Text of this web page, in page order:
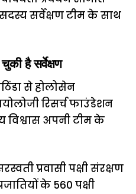
सर्वेक्षण टीम के साथ
है सर्वेक्षण
से होलोसेन
रिसर्च फाउंडेशन
विश्वास अपनी टीम के
प्रवासी पक्षी संरक्षण
के 560 पक्षी